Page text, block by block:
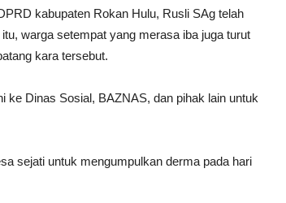
kabupaten Rokan Hulu, Rusli SAg telah
warga setempat yang merasa iba juga turut
kara tersebut.
ke Dinas Sosial, BAZNAS, dan pihak lain untuk
sejati untuk mengumpulkan derma pada hari